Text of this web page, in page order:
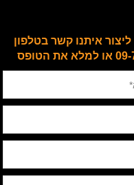
ליצור איתנו קשר בטלפון
הטופס